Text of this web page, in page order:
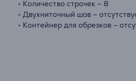
• Количество строчек – 8
• Двухниточный шов –
• Контейнер для обрезков –